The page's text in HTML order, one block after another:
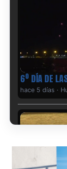
6º DÍA DE
hace 5 días ·